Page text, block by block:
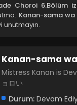
Choroi 6.Bölüm
Kanan-sama
Kanan-sama
Mistress Kanan is
ョロい
Durum: Devam